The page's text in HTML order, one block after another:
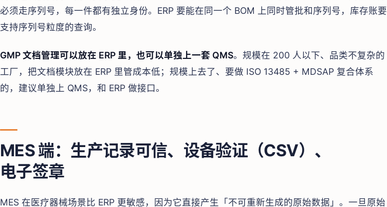
必须走序列号，每一件都有独立身份。ERP 要能在同一个 BOM 上同时管批和序列号，库存账要
支持序列号粒度的查询。
GMP 文档管理可以放在 ERP 里，也可以单独上一套 QMS。规模在 200 人以下、品类不复杂的
工厂，把文档模块放在 ERP 里管成本低；规模上去了、要做 ISO 13485 + MDSAP 复合体系
的，建议单独上 QMS，和 ERP 做接口。
MES 端：生产记录可信、设备验证（CSV）、
电子签章
MES 在医疗器械场景比 ERP 更敏感，因为它直接产生「不可重新生成的原始数据」。一旦原始